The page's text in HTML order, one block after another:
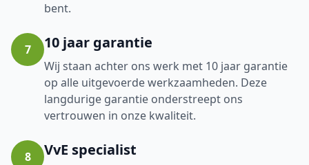
bent.
7 10 jaar garantie
Wij staan achter ons werk met 10 jaar garantie
op alle uitgevoerde werkzaamheden. Deze
langdurige garantie onderstreept ons
vertrouwen in onze kwaliteit.
8 VvE specialist